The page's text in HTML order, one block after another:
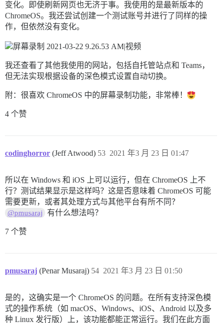
变化。即使刷新网页也无济于事。我使用的是最新版本的
ChromeOS。我还尝试创建一个测试账号并进行了同样的操
作，但依然没有变化。
我还查看了其他我使用的网站，包括自托管站点和 Teams，
但无法实现根据设备的深色模式设置自动切换。
附：很喜欢 ChromeOS 中的屏幕录制功能，非常棒！
4 个赞
codinghorror (Jeff Atwood) 2021 年3 月 23 日 01:47
53
所以在 Windows 和 iOS 上可以运行，但在 ChromeOS 上不
行？测试结果显示是这样吗？这是否意味着 ChromeOS 可能
需要更新，或者其处理方式与其他平台有所不同？
@pmusaraj 有什么想法吗？
7 个赞
pmusaraj (Penar Musaraj) 2021 年3 月 23 日 01:50
54
是的，这确实是一个 ChromeOS 的问题。在所有支持深色模
式的操作系统（如 macOS、Windows、iOS、Android 以及多
种 Linux 发行版）上，该功能都能正常运行。我们在此方面